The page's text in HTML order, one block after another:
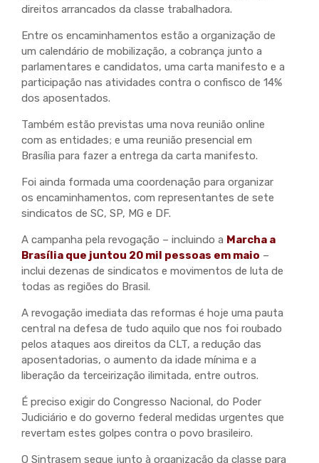
direitos arrancados da classe trabalhadora.
Entre os encaminhamentos estão a organização de
um calendário de mobilização, a cobrança junto a
parlamentares e candidatos, uma carta manifesto e a
participação nas atividades contra o confisco de 14%
dos aposentados.
Também estão previstas uma nova reunião online
com as entidades; e uma reunião presencial em
Brasília para fazer a entrega da carta manifesto.
Foi ainda formada uma coordenação para organizar
os encaminhamentos, com representantes de sete
sindicatos de SC, SP, MG e DF.
A campanha pela revogação – incluindo a Marcha a
Brasília que juntou 20 mil pessoas em maio –
inclui dezenas de sindicatos e movimentos de luta de
todas as regiões do Brasil.
A revogação imediata das reformas é hoje uma pauta
central na defesa de tudo aquilo que nos foi roubado
pelos ataques aos direitos da CLT, a redução das
aposentadorias, o aumento da idade mínima e a
liberação da terceirização ilimitada, entre outros.
É preciso exigir do Congresso Nacional, do Poder
Judiciário e do governo federal medidas urgentes que
revertam estes golpes contra o povo brasileiro.
O Sintrasem segue junto à organização da classe para